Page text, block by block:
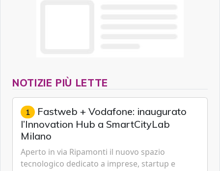
NOTIZIE PIÙ LETTE
1 Fastweb + Vodafone: inaugurato
l’Innovation Hub a SmartCityLab
Milano
Aperto in via Ripamonti il nuovo spazio
tecnologico dedicato a imprese, startup e